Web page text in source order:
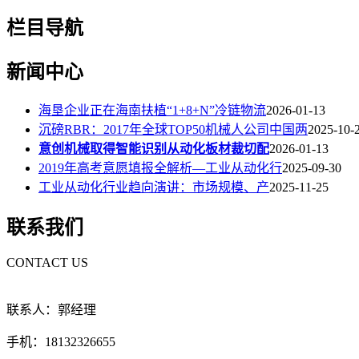
栏目导航
新闻中心
海垦企业正在海南扶植“1+8+N”冷链物流2026-01-13
沉磅RBR：2017年全球TOP50机械人公司中国两2025-10-
意创机械取得智能识别从动化板材裁切配2026-01-13
2019年高考意愿填报全解析—工业从动化行2025-09-30
工业从动化行业趋向演讲：市场规模、产2025-11-25
联系我们
CONTACT US
联系人：郭经理
手机：18132326655